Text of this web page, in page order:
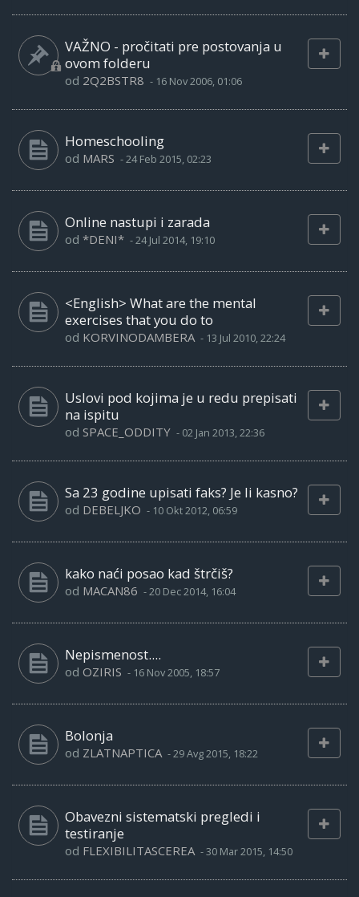
VAŽNO - pročitati pre postovanja u
ovom folderu
od 2Q2BSTR8 - 16 Nov 2006, 01:06
Homeschooling
od MARS -24 Feb 2015, 02:23
Online nastupi i zarada
od *DENI* -24 Jul 2014, 19:10
<English> What are the mental
exercises that you do to
od KORVINODAMBERA - 13 Jul 2010, 22:24
Uslovi pod kojima je u redu prepisati
na ispitu
od SPACE_ODDITY - 02 Jan 2013, 22:36
Sa 23 godine upisati faks? Je li kasno?
od DEBELJKO - 10 Okt 2012, 06:59
kako naći posao kad štrčiš?
od MACAN86 -20 Dec 2014, 16:04
Nepismenost....
od OZIRIS - 16 Nov 2005, 18:57
Bolonja
od ZLATNAPTICA -29 Avg 2015, 18:22
Obavezni sistematski pregledi i
testiranje
od FLEXIBILITASCEREA -30 Mar 2015, 14:50